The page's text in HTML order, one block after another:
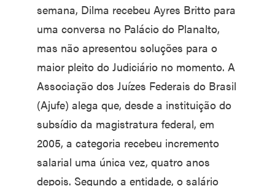
semana, Dilma recebeu Ayres Britto para
uma conversa no Palácio do Planalto,
mas não apresentou soluções para o
maior pleito do Judiciário no momento. A
Associação dos Juízes Federais do Brasil
(Ajufe) alega que, desde a instituição do
subsídio da magistratura federal, em
2005, a categoria recebeu incremento
salarial uma única vez, quatro anos
depois. Segundo a entidade, o salário